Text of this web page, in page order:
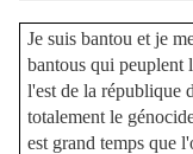
Je suis bantou et je
bantous qui
l'est de la république
totalement le
est grand temps que